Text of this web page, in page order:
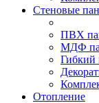
Стеновые
ПВХ
МДФ
Гибкий
Отопление